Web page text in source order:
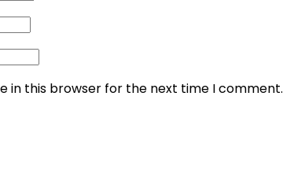
in this browser for the next time I comment.